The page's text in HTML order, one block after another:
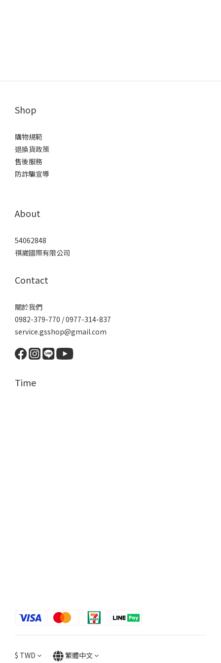
Shop
購物規範
退換貨政策
售後服務
防詐騙宣導
About
54062848
祺崴國際有限公司
Contact
關於我們
0982-379-770 / 0977-314-837
service.gsshop@gmail.com
Time
$ TWD 繁體中文